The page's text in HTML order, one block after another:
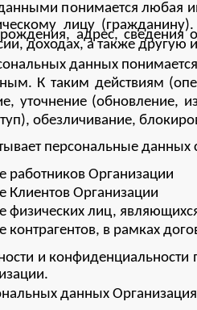
понимается любая
лицу
адрес,
доходах, а также другую
данных
К таким действиям
уточнение (обновление,
обезличивание,
персональные
работников Организации
Клиентов Организации
лиц,
в рамках
и
данных